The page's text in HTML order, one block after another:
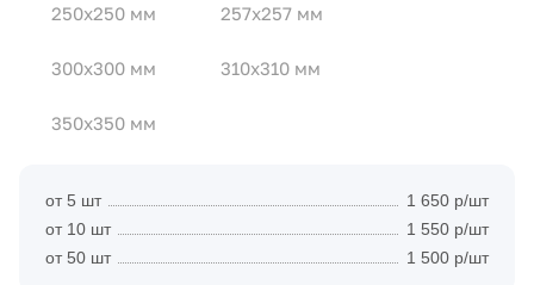
250x250 мм 257x257 мм
300x300 мм 310x310 мм
350x350 мм
от 5 шт
1 650 р/шт
от 10 шт
1 550 р/шт
от 50 шт
1 500 р/шт